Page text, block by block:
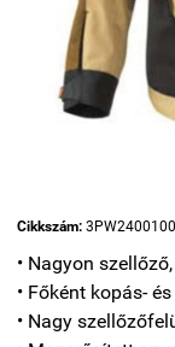
Cikkszám:
• Nagyon
• Főként kopás-
• Nagy